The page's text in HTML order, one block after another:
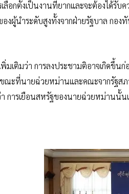
ลือกตั้งเป็นงานที่ยากและจะต้องได้รับ
งผู้นำระดับสูงทั้งจากฝ่ายรัฐบาล กอ
มเติมว่า การลงประชามติอาจเกิดขึ้น
ณะที่นายฉ่วยหม่านและคณะจากรัฐสภ
การเยือนสหรัฐของนายฉ่วยหม่านนั้นเ